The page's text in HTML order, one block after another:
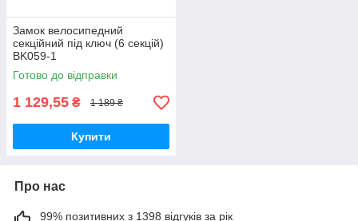
Замок велосипедний
секційний під ключ (6 секцій)
BK059-1
Готово до відправки
1 129,55 ₴ 1 189 ₴
Купити
Про нас
99% позитивних з 1398 відгуків за рік